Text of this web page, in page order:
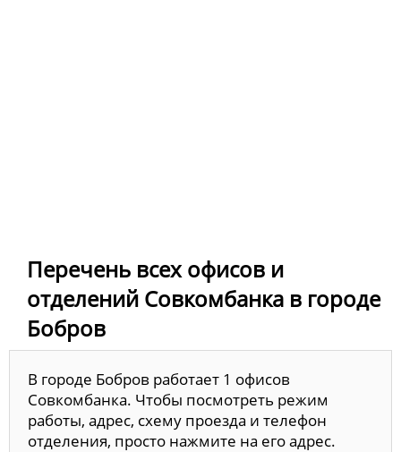
Перечень всех офисов и
отделений Совкомбанка в городе
Бобров
В городе Бобров работает 1 офисов
Совкомбанка. Чтобы посмотреть режим
работы, адрес, схему проезда и телефон
отделения, просто нажмите на его адрес.